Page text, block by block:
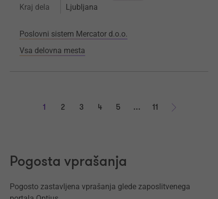
Kraj dela Ljubljana
Poslovni sistem Mercator d.o.o.
Vsa delovna mesta
1 2 3 4 5 ...
11
Pogosta vprašanja
Pogosto zastavljena vprašanja glede zaposlitvenega